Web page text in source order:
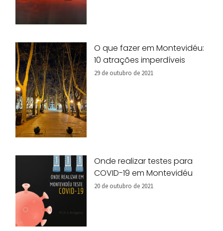
O que fazer em Montevidéu:
10 atrações imperdíveis
29 de outubro de 2021
Onde realizar testes para
COVID-19 em Montevidéu
20 de outubro de 2021